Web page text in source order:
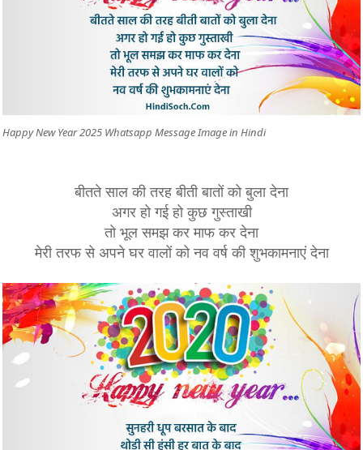
Happy New Year 2025 Whatsapp Message Image in Hindi
बीतते साल की तरह बीती बातों को बुला देना
अगर हो गई हो कुछ गुस्ताखी
तो भूल समझ कर माफ कर देना
मेरी तरफ से अपने घर वालों को नव वर्ष की शुभकामनाएं देना